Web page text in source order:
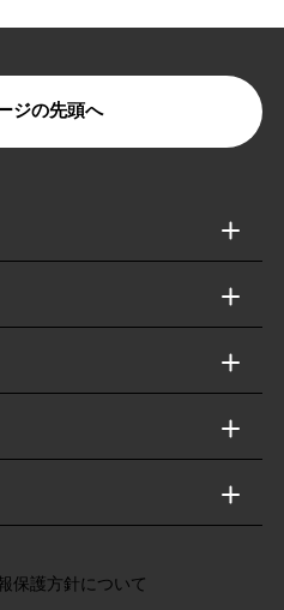
ジの先頭へ
保護方針について